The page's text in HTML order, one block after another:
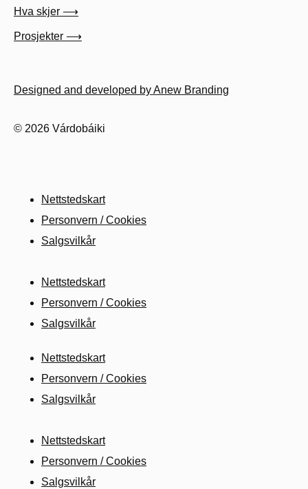
Hva skjer ⟶
Prosjekter ⟶
Designed and developed by Anew Branding
© 2026 Várdobáiki
Nettstedskart
Personvern / Cookies
Salgsvilkår
Nettstedskart
Personvern / Cookies
Salgsvilkår
Nettstedskart
Personvern / Cookies
Salgsvilkår
Nettstedskart
Personvern / Cookies
Salgsvilkår